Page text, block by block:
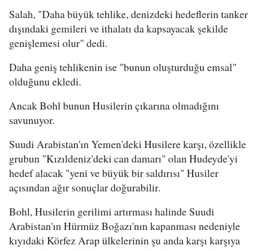
Salah, "Daha büyük tehlike, denizdeki hedeflerin tanker
dışındaki gemileri ve ithalatı da kapsayacak şekilde
genişlemesi olur" dedi.
Daha geniş tehlikenin ise "bunun oluşturduğu emsal"
olduğunu ekledi.
Ancak Bohl bunun Husilerin çıkarına olmadığını
savunuyor.
Suudi Arabistan'ın Yemen'deki Husilere karşı, özellikle
grubun "Kızıldeniz'deki can damarı" olan Hudeyde'yi
hedef alacak "yeni ve büyük bir saldırısı" Husiler
açısından ağır sonuçlar doğurabilir.
Bohl, Husilerin gerilimi artırması halinde Suudi
Arabistan'ın Hürmüz Boğazı'nın kapanması nedeniyle
kıyıdaki Körfez Arap ülkelerinin şu anda karşı karşıya